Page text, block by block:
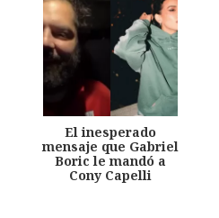
El inesperado
mensaje que Gabriel
Boric le mandó a
Cony Capelli